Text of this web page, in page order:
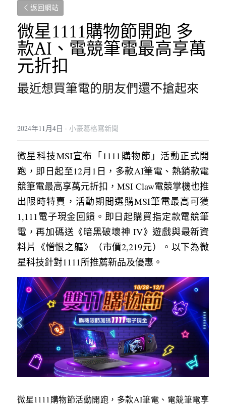
返回網站
微星1111購物節開跑 多
款AI、電競筆電最高享萬
元折扣
最近想買筆電的朋友們還不搶起來
2024年11月4日 · 小豪葛格寫新聞
微星科技MSI宣布「1111購物節」活動正式開
跑，即日起至12月1日，多款AI筆電、熱銷款電
競筆電最高享萬元折扣，MSI Claw電競掌機也推
出限時特賣，活動期間選購MSI筆電最高可獲
1,111電子現金回饋。即日起購買指定款電競筆
電，再加碼送《暗黑破壞神 IV》遊戲與最新資
料片《憎恨之軀》（市價2,219元）。以下為微
星科技針對1111所推薦新品及優惠。
微星1111購物節活動開跑，多款AI筆電、電競筆電享